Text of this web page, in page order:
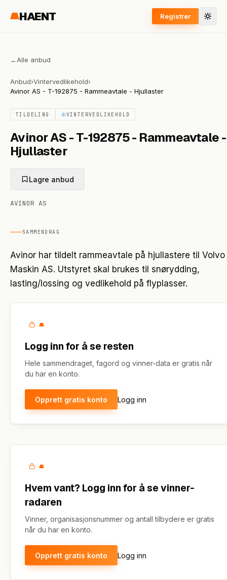
HAENT Registrer
←Alle anbud
Anbud›Vintervedlikehold›
Avinor AS - T-192875 - Rammeavtale - Hjullaster
TILDELING VINTERVEDLIKEHOLD
Avinor AS - T-192875 - Rammeavtale -
Hjullaster
Lagre anbud
AVINOR AS
SAMMENDRAG
Avinor har tildelt rammeavtale på hjullastere til Volvo
Maskin AS. Utstyret skal brukes til snørydding,
lasting/lossing og vedlikehold på flyplasser.
Logg inn for å se resten
Hele sammendraget, fagord og vinner-data er gratis når
du har en konto.
Opprett gratis konto Logg inn
Hvem vant? Logg inn for å se vinner-
radaren
Vinner, organisasjonsnummer og antall tilbydere er gratis
når du har en konto.
Opprett gratis konto Logg inn